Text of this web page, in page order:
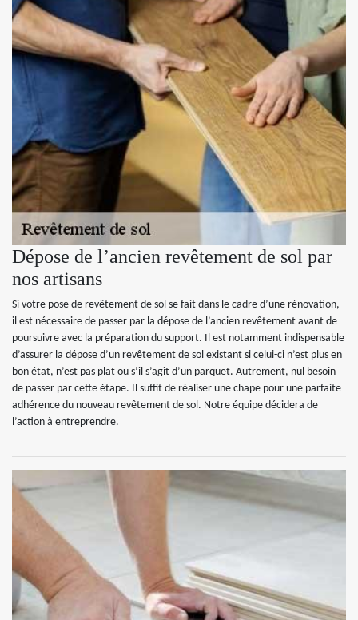
Dépose de l’ancien revêtement de sol par
nos artisans
Si votre pose de revêtement de sol se fait dans le cadre d’une rénovation,
il est nécessaire de passer par la dépose de l’ancien revêtement avant de
poursuivre avec la préparation du support. Il est notamment indispensable
d’assurer la dépose d’un revêtement de sol existant si celui-ci n’est plus en
bon état, n’est pas plat ou s’il s’agit d’un parquet. Autrement, nul besoin
de passer par cette étape. Il suffit de réaliser une chape pour une parfaite
adhérence du nouveau revêtement de sol. Notre équipe décidera de
l’action à entreprendre.